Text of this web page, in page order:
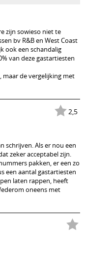
zijn sowieso niet te
bv R&B en West Coast
ook een schandalig
van deze gastartiesten
maar de vergelijking met
2,5
schrijven. Als er nou een
zeker acceptabel zijn.
pakken, er een zo
een aantal gastartiesten
laten rappen, heeft
oneens met